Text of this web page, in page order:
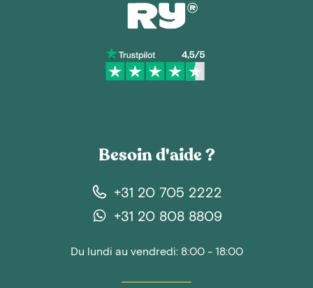
Besoin d'aide ?
+31 20 705 2222
+31 20 808 8809
Du lundi au vendredi: 8:00 - 18:00